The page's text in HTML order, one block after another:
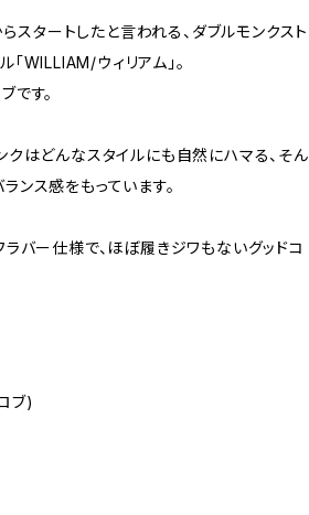
スタートしたと言われる、ダブルモンクスト
WILLIAM/ウィリアム」。
です。
クはどんなスタイルにも自然にハマる、そん
ンス感をもっています。
ラバー仕様で、ほぼ履きジワもないグッドコ
ブ)